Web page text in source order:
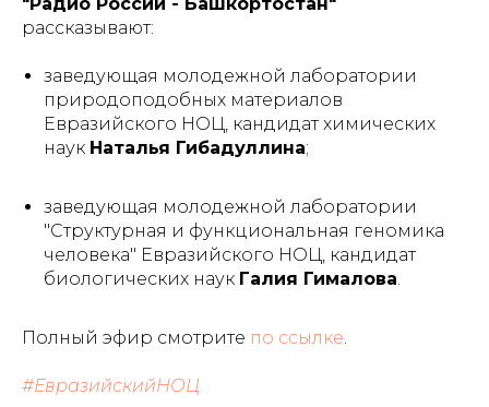
"Радио России - Башкортостан"
рассказывают:
заведующая молодежной лаборатории
природоподобных материалов
Евразийского НОЦ, кандидат химических
наук Наталья Гибадуллина;
заведующая молодежной лаборатории
"Структурная и функциональная геномика
человека" Евразийского НОЦ, кандидат
биологических наук Галия Гималова.
Полный эфир смотрите по ссылке.
#ЕвразийскийНОЦ